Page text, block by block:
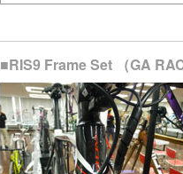
■RIS9 Frame Set （GA